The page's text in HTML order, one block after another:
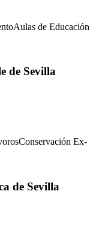
Aulas de Educación
de Sevilla
Conservación Ex-
de Sevilla